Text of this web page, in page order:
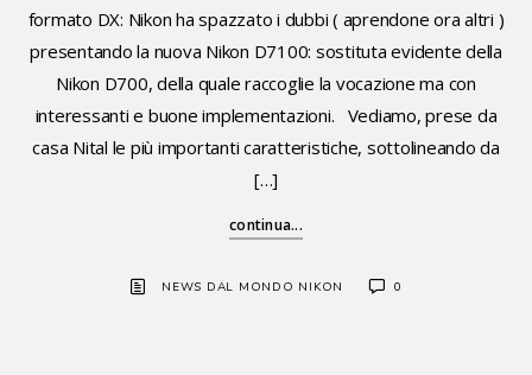
formato DX: Nikon ha spazzato i dubbi ( aprendone ora altri )
presentando la nuova Nikon D7100: sostituta evidente della
Nikon D700, della quale raccoglie la vocazione ma con
interessanti e buone implementazioni. Vediamo, prese da
casa Nital le più importanti caratteristiche, sottolineando da
[…]
continua...
NEWS DAL MONDO NIKON 0